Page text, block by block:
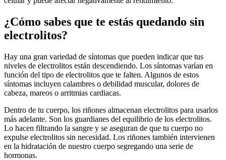
¿Cómo sabes que te estás quedando sin
electrolitos?
Hay una gran variedad de síntomas que pueden indicar que tus
niveles de electrolitos están descendiendo. Los síntomas varían en
función del tipo de electrolitos que te falten. Algunos de estos
síntomas incluyen calambres o debilidad muscular, dolores de
cabeza, mareos o arritmias cardiacas.
Dentro de tu cuerpo, los riñones almacenan electrolitos para usarlos
más adelante. Son los guardianes del equilibrio de los electrolitos.
Lo hacen filtrando la sangre y se aseguran de que tu cuerpo no
expulse electrolitos sin necesidad. Los riñones también intervienen
en la hidratación de nuestro cuerpo segregando una serie de
hormonas.